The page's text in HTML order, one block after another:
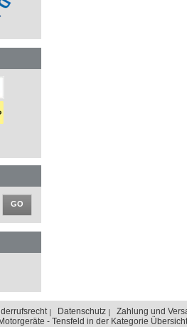
GO
Datenschutz
Zahlung und
- Tensfeld in der Kategorie Übersicht